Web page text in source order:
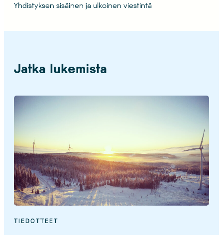
Yhdistyksen sisäinen ja ulkoinen viestintä
Jatka lukemista
TIEDOTTEET